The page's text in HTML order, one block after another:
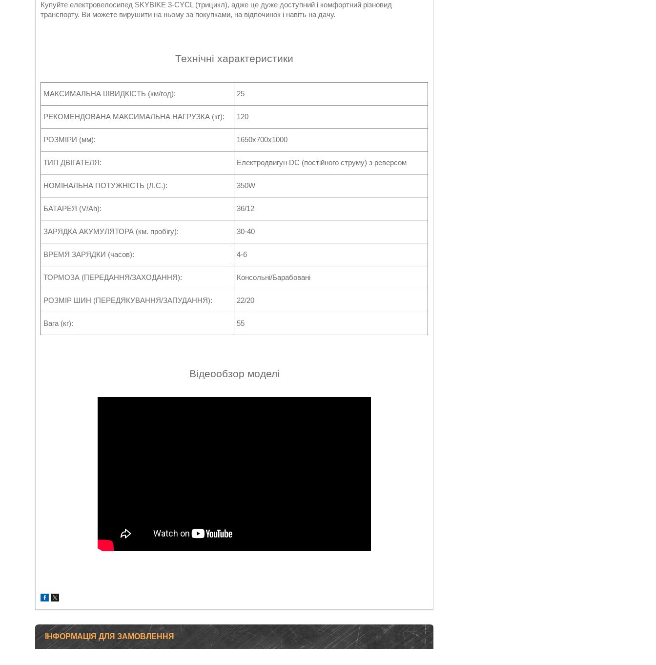
Купуйте електровелосипед SKYBIKE 3-CYCL (трицикл), адже це дуже доступний і комфортний різновид
транспорту. Ви можете вирушити на ньому за покупками, на відпочинок і навіть на дачу.
Технічні характеристики
МАКСИМАЛЬНА ШВИДКІСТЬ (км/год): 25
РЕКОМЕНДОВАНА МАКСИМАЛЬНА НАГРУЗКА (кг): 120
РОЗМІРИ (мм): 1650x700x1000
ТИП ДВІГАТЕЛЯ: Електродвигун DC (постійного струму) з реверсом
НОМІНАЛЬНА ПОТУЖНІСТЬ (Л.С.): 350W
БАТАРЕЯ (V/Ah): 36/12
ЗАРЯДКА АКУМУЛЯТОРА (км. пробігу): 30-40
ВРЕМЯ ЗАРЯДКИ (часов): 4-6
ТОРМОЗА (ПЕРЕДАННЯ/ЗАХОДАННЯ): Консольні/Барабовані
РОЗМІР ШИН (ПЕРЕДЯКУВАННЯ/ЗАПУДАННЯ): 22/20
Вага (кг): 55
Відеообзор моделі
ІНФОРМАЦІЯ ДЛЯ ЗАМОВЛЕННЯ